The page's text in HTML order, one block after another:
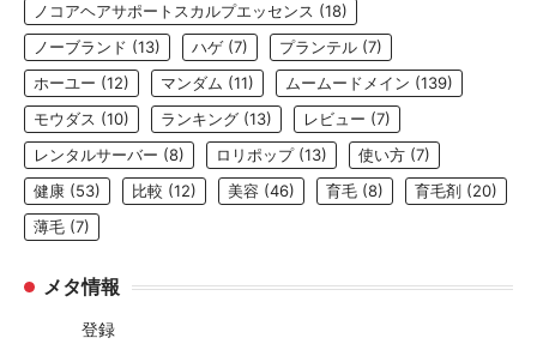
ノコアヘアサポートスカルプエッセンス (18)
ノーブランド (13) ハゲ (7) プランテル (7)
ホーユー (12) マンダム (11) ムームードメイン (139)
モウダス (10) ランキング (13) レビュー (7)
レンタルサーバー (8) ロリポップ(13) 使い方 (7)
健康 (53) 比較 (12) 美容 (46) 育毛 (8) 育毛剤 (20)
薄毛 (7)
メタ情報
登録